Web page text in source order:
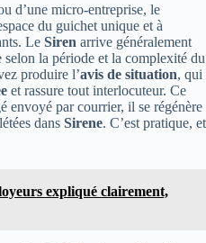
d’une micro-entreprise, le
du guichet unique et à
Le Siren arrive généralement
la période et la complexité du
produire l’avis de situation, qui
et rassure tout interlocuteur. Ce
envoyé par courrier, il se régénère
dans Sirene. C’est pratique, et
expliqué clairement,